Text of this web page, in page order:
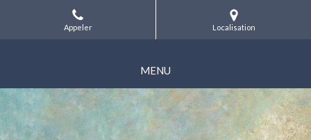
Appeler Localisation
MENU